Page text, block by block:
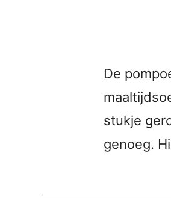
De
stukje
genoeg.